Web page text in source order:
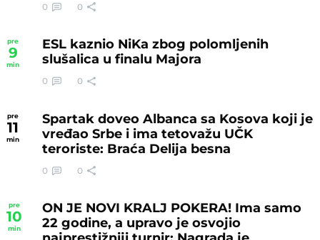
0 0
pre
9
min
ESL kaznio NiKa zbog polomljenih
slušalica u finalu Majora
0 0
pre
11
min
Spartak doveo Albanca sa Kosova koji je
vređao Srbe i ima tetovažu UČK
teroriste: Braća Delija besna
0 0
pre
10
min
ON JE NOVI KRALJ POKERA! Ima samo
22 godine, a upravo je osvojio